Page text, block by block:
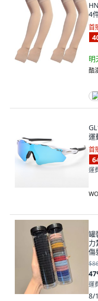
4
首
明
酷
運
首
運
罐
力
傷
47
運
8/